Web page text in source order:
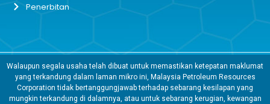
Penerbitan
Walaupun segala usaha telah dibuat untuk memastikan ketepatan maklumat
yang terkandung dalam laman mikro ini, Malaysia Petroleum Resources
Corporation tidak bertanggungjawab terhadap sebarang kesilapan yang
mungkin terkandung di dalamnya, atau untuk sebarang kerugian, kewangan